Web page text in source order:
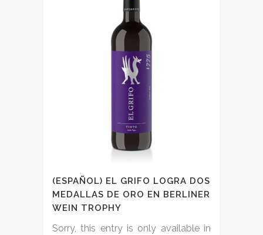
(ESPAÑOL) EL GRIFO LOGRA DOS
MEDALLAS DE ORO EN BERLINER
WEIN TROPHY
Sorry, this entry is only available in